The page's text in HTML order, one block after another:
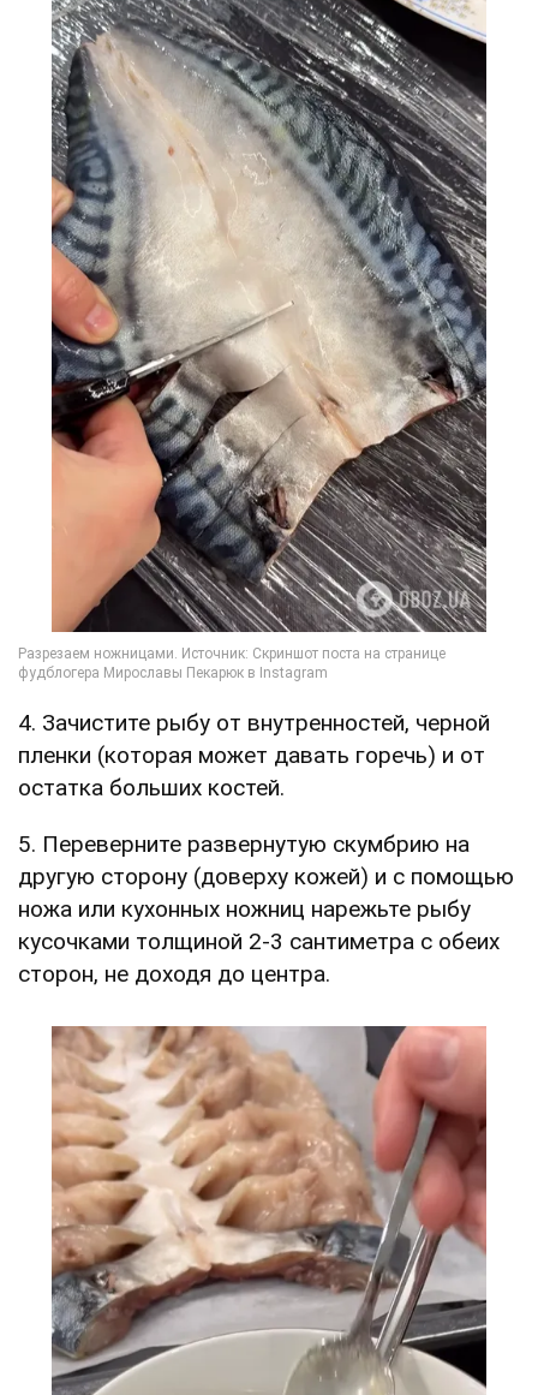
4. Зачистите рыбу от внутренностей, черной
пленки (которая может давать горечь) и от
остатка больших костей.
5. Переверните развернутую скумбрию на
другую сторону (доверху кожей) и с помощью
ножа или кухонных ножниц нарежьте рыбу
кусочками толщиной 2-3 сантиметра с обеих
сторон, не доходя до центра.